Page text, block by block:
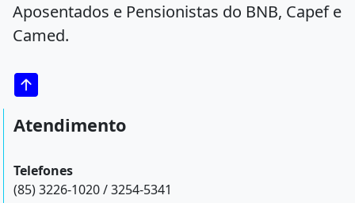
Aposentados e Pensionistas do BNB, Capef e
Camed.
Atendimento
Telefones
(85) 3226-1020 / 3254-5341